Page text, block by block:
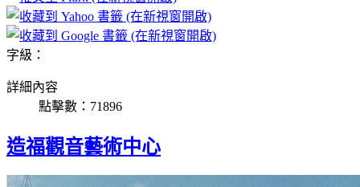
字級：
詳細內容
點擊數：71896
造福觀音藝術中心